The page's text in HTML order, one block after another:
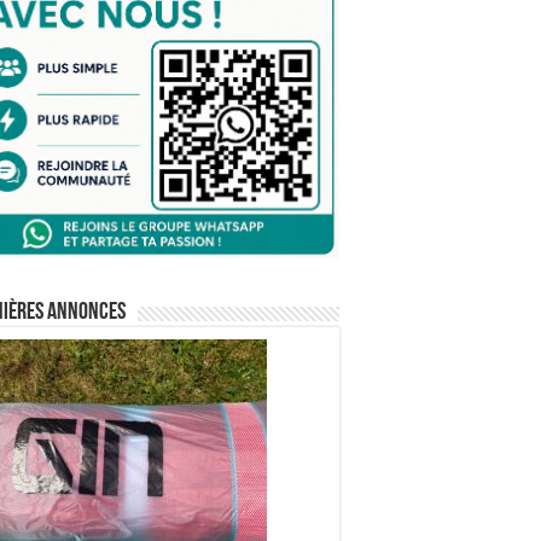
annonces